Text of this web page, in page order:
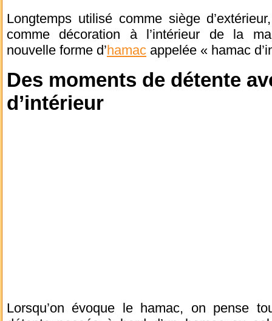
Longtemps utilisé comme siège
comme décoration à l’intérieur de la
nouvelle forme d’hamac appelée « hamac
Des moments de détente
d’intérieur
Lorsqu’on évoque le hamac, on pense